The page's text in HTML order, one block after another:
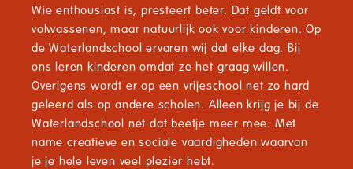
Wie enthousiast is, presteert beter. Dat geldt voor
volwassenen, maar natuurlijk ook voor kinderen. Op
de Waterlandschool ervaren wij dat elke dag. Bij
ons leren kinderen omdat ze het graag willen.
Overigens wordt er op een vrijeschool net zo hard
geleerd als op andere scholen. Alleen krijg je bij de
Waterlandschool net dat beetje meer mee. Met
name creatieve en sociale vaardigheden waarvan
je je hele leven veel plezier hebt.